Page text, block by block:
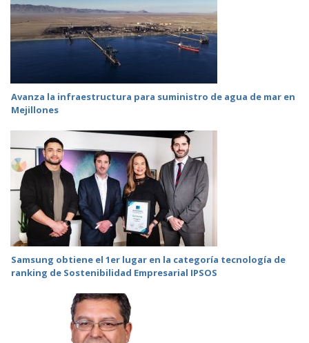
Avanza la infraestructura para suministro de agua de mar en
Mejillones
Samsung obtiene el 1er lugar en la categoría tecnología de
ranking de Sostenibilidad Empresarial IPSOS